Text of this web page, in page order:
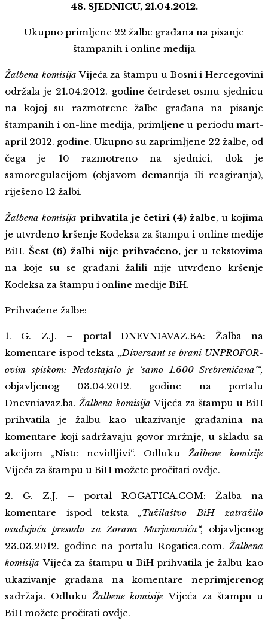
48. SJEDNICU, 21.04.2012.
Ukupno primljene 22 žalbe građana na pisanje
štampanih i online medija
Žalbena komisija Vijeća za štampu u Bosni i Hercegovini
održala je 21.04.2012. godine četrdeset osmu sjednicu
na kojoj su razmotrene žalbe građana na pisanje
štampanih i on-line medija, primljene u periodu mart-
april 2012. godine. Ukupno su zaprimljene 22 žalbe, od
čega je 10 razmotreno na sjednici, dok je
samoregulacijom (objavom demantija ili reagiranja),
riješeno 12 žalbi.
Žalbena komisija prihvatila je četiri (4) žalbe, u kojima
je utvrđeno kršenje Kodeksa za štampu i online medije
BiH. Šest (6) žalbi nije prihvaćeno, jer u tekstovima
na koje su se građani žalili nije utvrđeno kršenje
Kodeksa za štampu i online medije BiH.
Prihvaćene žalbe:
1. G. Z.J. – portal DNEVNIAVAZ.BA: Žalba na
komentare ispod teksta „Diverzant se brani UNPROFOR-
ovim spiskom: Nedostajalo je ‘samo 1.600 Srebreničana’“,
objavljenog 03.04.2012. godine na portalu
Dnevniavaz.ba. Žalbena komisijaVijeća za štampu u BiH
prihvatila je žalbu kao ukazivanje građanina na
komentare koji sadržavaju govor mržnje, u skladu sa
akcijom „Niste nevidljivi“. OdlukuŽalbene komisije
Vijeća za štampu u BiH možete pročitati ovdje.
2. G. Z.J. – portal ROGATICA.COM: Žalba na
komentare ispod teksta„Tužilaštvo BiH zatražilo
osuđujuću presudu za Zorana Marjanovića“, objavljenog
23.03.2012. godine na portalu Rogatica.com. Žalbena
komisijaVijeća za štampu u BiH prihvatila je žalbu kao
ukazivanje građana na komentare neprimjerenog
sadržaja. OdlukuŽalbene komisijeVijeća za štampu u
BiH možete pročitati ovdje.